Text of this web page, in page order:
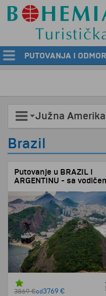
PUTOVANJA I
Južna Amerika
Brazil
Putovanje u BRAZIL I
ARGENTINU - sa
Srbije!
3869 €od3769 €